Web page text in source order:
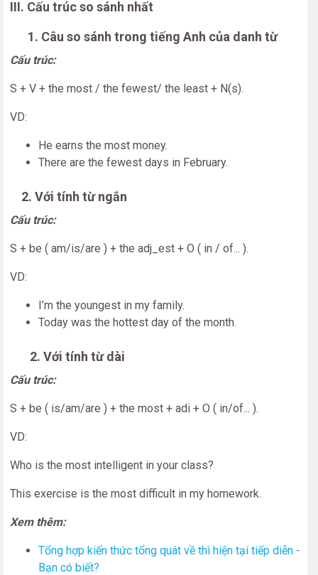
III. Cấu trúc so sánh nhất
1. Câu so sánh trong tiếng Anh của danh từ
Cấu trúc:
S + V + the most / the fewest/ the least + N(s).
VD:
He earns the most money.
There are the fewest days in February.
2. Với tính từ ngắn
Cấu trúc:
S + be ( am/is/are ) + the adj_est + O ( in / of... ).
VD:
I’m the youngest in my family.
Today was the hottest day of the month.
2. Với tính từ dài
Cấu trúc:
S + be ( is/am/are ) + the most + adi + O ( in/of... ).
VD:
Who is the most intelligent in your class?
This exercise is the most difficult in my homework.
Xem thêm:
Tổng hợp kiến thức tổng quát về thì hiện tại tiếp diễn -
Bạn có biết?